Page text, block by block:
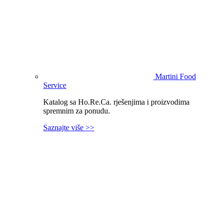
Martini Food
Service
Katalog sa Ho.Re.Ca. rješenjima i proizvodima
spremnim za ponudu.
Saznajte više >>